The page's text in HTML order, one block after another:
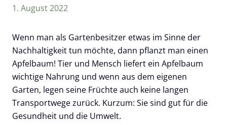
1. August 2022
Wenn man als Gartenbesitzer etwas im Sinne der
Nachhaltigkeit tun möchte, dann pflanzt man einen
Apfelbaum! Tier und Mensch liefert ein Apfelbaum
wichtige Nahrung und wenn aus dem eigenen
Garten, legen seine Früchte auch keine langen
Transportwege zurück. Kurzum: Sie sind gut für die
Gesundheit und die Umwelt.